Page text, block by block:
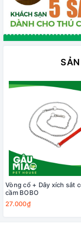
Vòng cổ + Dây xích sắt
cầm BOBO
27.000₫